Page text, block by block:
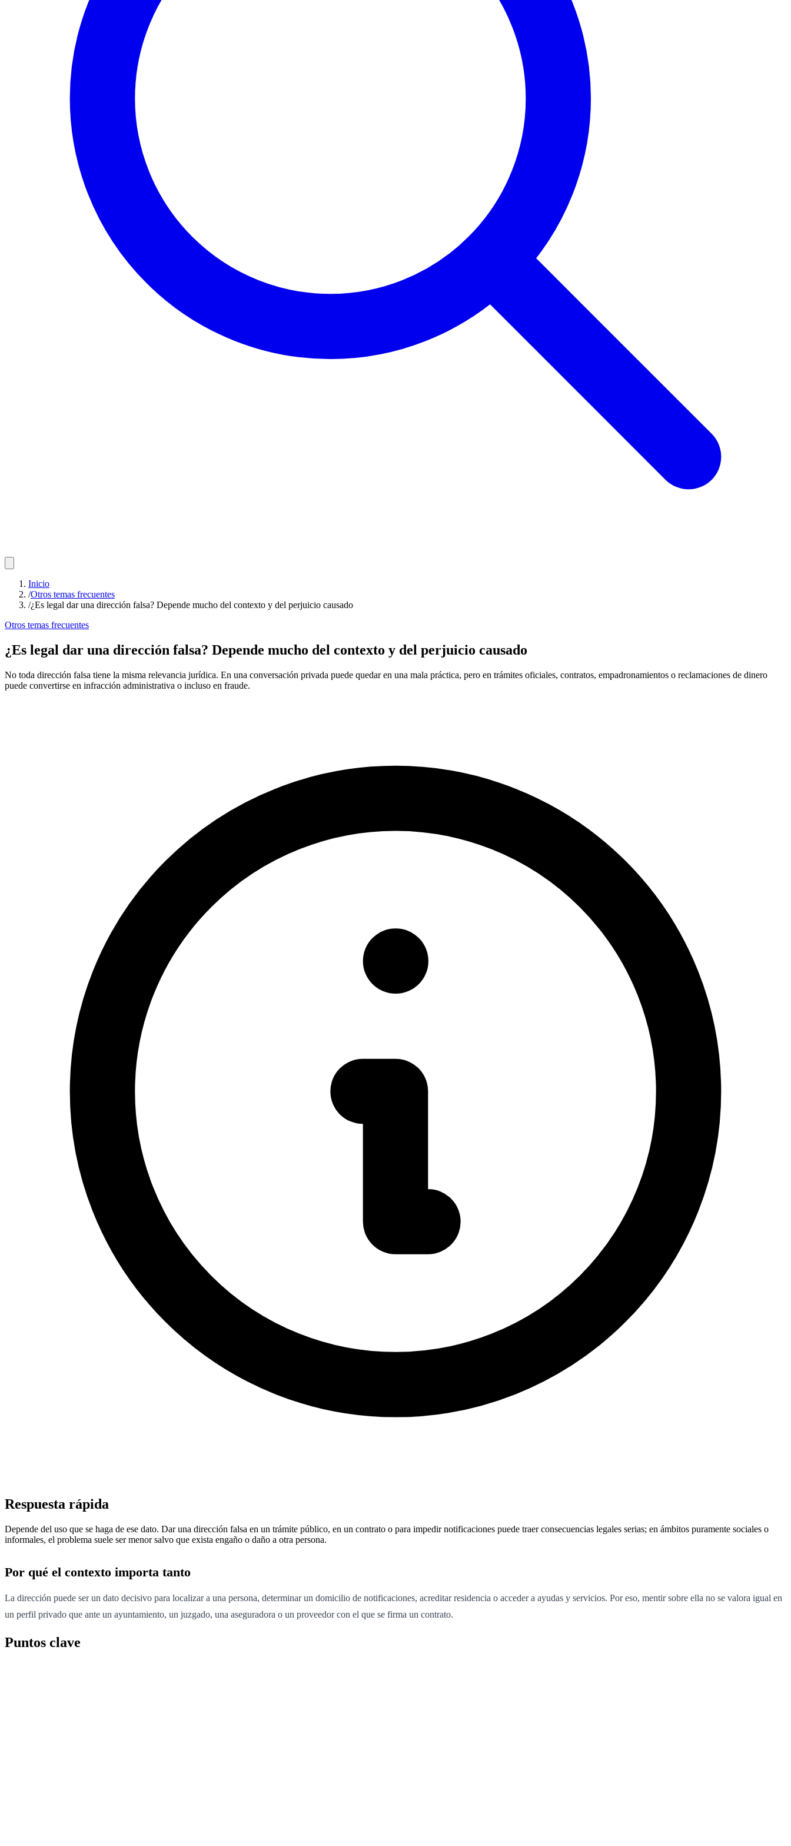
Inicio
/Otros temas frecuentes
/¿Es legal dar una dirección falsa? Depende mucho del contexto y del perjuicio causado
Otros temas frecuentes
¿Es legal dar una dirección falsa? Depende mucho del contexto y del perjuicio causado
No toda dirección falsa tiene la misma relevancia jurídica. En una conversación privada puede quedar en una mala práctica, pero en trámites oficiales, contratos, empadronamientos o reclamaciones de dinero
puede convertirse en infracción administrativa o incluso en fraude.
Respuesta rápida
Depende del uso que se haga de ese dato. Dar una dirección falsa en un trámite público, en un contrato o para impedir notificaciones puede traer consecuencias legales serias; en ámbitos puramente sociales o
informales, el problema suele ser menor salvo que exista engaño o daño a otra persona.
Por qué el contexto importa tanto
La dirección puede ser un dato decisivo para localizar a una persona, determinar un domicilio de notificaciones, acreditar residencia o acceder a ayudas y servicios. Por eso, mentir sobre ella no se valora igual en
un perfil privado que ante un ayuntamiento, un juzgado, una aseguradora o un proveedor con el que se firma un contrato.
Puntos clave